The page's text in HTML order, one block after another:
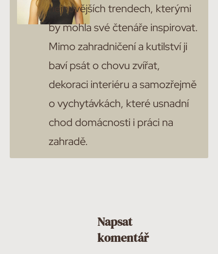
nejnovějších trendech, kterými
by mohla své čtenáře inspirovat.
Mimo zahradničení a kutilství ji
baví psát o chovu zvířat,
dekoraci interiéru a samozřejmě
o vychytávkách, které usnadní
chod domácnosti i práci na
zahradě.
Napsat
komentář